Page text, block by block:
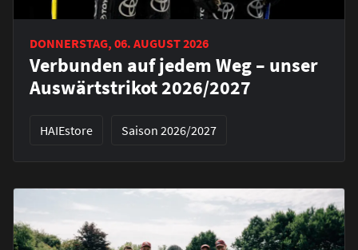
DONNERSTAG, 06. AUGUST 2026
Verbunden auf jedem Weg – unser
Auswärtstrikot 2026/2027
HAIEstore Saison 2026/2027